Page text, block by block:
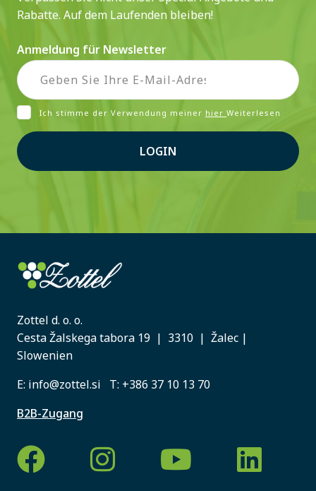
Rabatte. Auf dem Laufenden bleiben!
Anmeldung für Newsletter
Ich stimme der Verwendung meiner hier Weiterlesen
LOGIN
Zottel d. o. o.
Cesta Žalskega tabora 19 | 3310 | Žalec |
Slowenien
E: info@zottel.si T: +386 37 10 13 70
B2B-Zugang